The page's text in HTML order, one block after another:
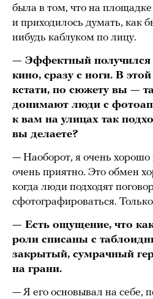
была в том, что на
и приходилось думать, как
нибудь каблуком по лицу.
— Эффектный получился
кино, сразу с ноги. В
кстати, по сюжету вы —
донимают люди с
к вам на улицах так
вы делаете?
— Наоборот, я очень
очень приятно. Это обмен
когда люди подходят
сфотографироваться.
— Есть ощущение, что
роли списаны с
закрытый, сумрачный
на грани.
— Я его основывал на себе,